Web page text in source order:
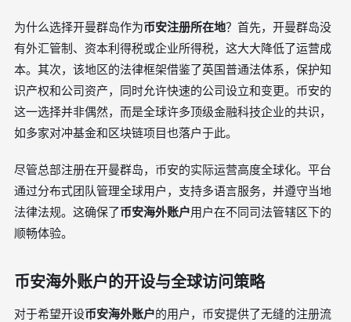
为什么选择开曼群岛作为币安注册所在地？首先，开曼群岛没
有外汇管制、资本利得税或企业所得税，这大大降低了运营成
本。其次，该地区的法律框架借鉴了英国普通法体系，保护知
识产权和公司资产，同时允许快速的公司设立和变更。币安的
这一选择并非偶然，而是全球许多顶级金融科技企业的共识，
如多家对冲基金和区块链项目也落户于此。
尽管总部注册在开曼群岛，币安的实际运营高度全球化。平台
通过分布式团队管理全球用户，支持多语言服务，并遵守当地
法律法规。这确保了币安海外账户用户在不同司法管辖区下的
顺畅体验。
币安海外账户的开设与全球访问策略
对于希望开设币安海外账户的用户，币安提供了无缝的注册流